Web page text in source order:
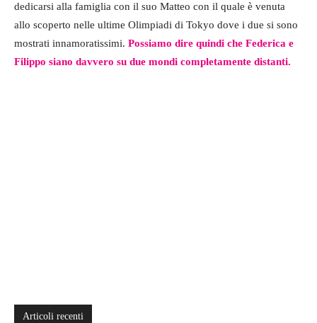
dedicarsi alla famiglia con il suo Matteo con il quale è venuta
allo scoperto nelle ultime Olimpiadi di Tokyo dove i due si sono
mostrati innamoratissimi. Possiamo dire quindi che Federica e
Filippo siano davvero su due mondi completamente distanti.
Articoli recenti